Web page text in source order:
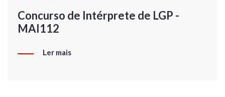
Concurso de Intérprete de LGP -
MAI112
Ler mais